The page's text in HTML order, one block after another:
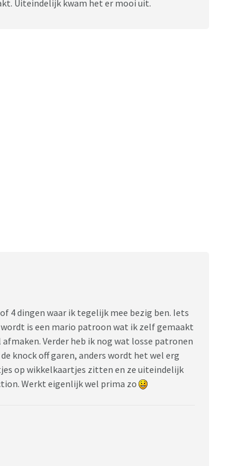
Uiteindelijk kwam het er mooi uit.
4 dingen waar ik tegelijk mee bezig ben. Iets
is een mario patroon wat ik zelf gemaakt
Verder heb ik nog wat losse patronen
knock off garen, anders wordt het wel erg
op wikkelkaartjes zitten en ze uiteindelijk
Werkt eigenlijk wel prima zo